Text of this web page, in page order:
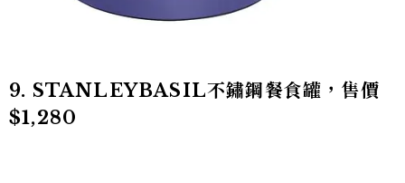
9. STANLEYBASIL不鏽鋼餐食罐，售價
$1,280